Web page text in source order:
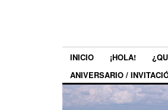
INICIO ¡HOLA!
ANIVERSARIO /